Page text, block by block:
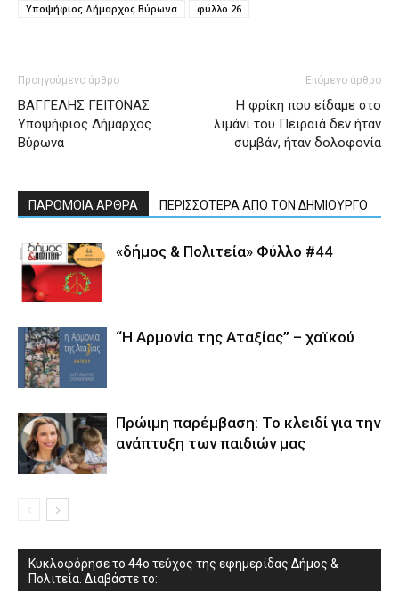
Υποψήφιος Δήμαρχος Βύρωνα
φύλλο 26
Προηγούμενο άρθρο
ΒΑΓΓΕΛΗΣ ΓΕΙΤΟΝΑΣ
Υποψήφιος Δήμαρχος
Βύρωνα
Επόμενο άρθρο
Η φρίκη που είδαμε στο
λιμάνι του Πειραιά δεν ήταν
συμβάν, ήταν δολοφονία
ΠΑΡΟΜΟΙΑ ΑΡΘΡΑ ΠΕΡΙΣΣΟΤΕΡΑ ΑΠΟ ΤΟΝ ΔΗΜΙΟΥΡΓΟ
«δήμος & Πολιτεία» Φύλλο #44
“Η Αρμονία της Αταξίας” – χαϊκού
Πρώιμη παρέμβαση: Το κλειδί για την
ανάπτυξη των παιδιών µας
Κυκλοφόρησε το 44ο τεύχος της εφημερίδας Δήμος &
Πολιτεία. Διαβάστε το: